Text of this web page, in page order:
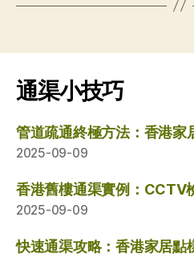
通渠小技巧
管道疏通終極方法：香港家
2025-09-09
香港舊樓通渠實例：CCTV
2025-09-09
快速通渠攻略：香港家居點